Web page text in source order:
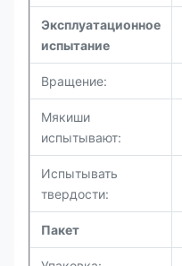
Эксплуатационное
испытание
Вращение:
Мякиши
испытывают:
Испытывать
твердости:
Пакет